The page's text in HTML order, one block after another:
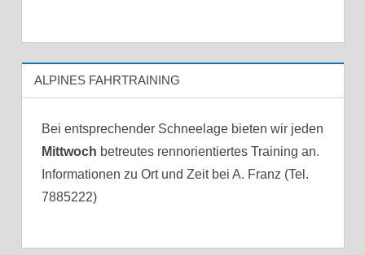
ALPINES FAHRTRAINING
Bei entsprechender Schneelage bieten wir jeden
Mittwoch betreutes rennorientiertes Training an.
Informationen zu Ort und Zeit bei A. Franz (Tel.
7885222)